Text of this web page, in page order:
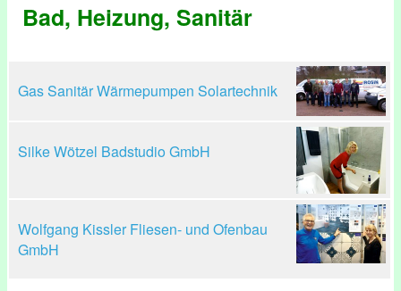
Bad, Heizung, Sanitär
Gas Sanitär Wärmepumpen Solartechnik
Silke Wötzel Badstudio GmbH
Wolfgang Kissler Fliesen- und Ofenbau
GmbH